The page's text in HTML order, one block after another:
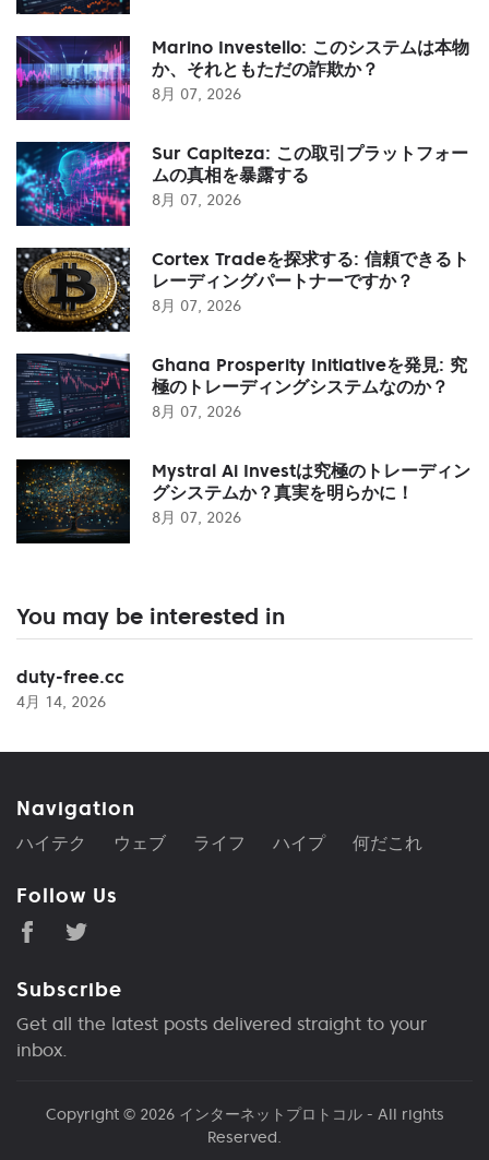
Marino Investello: このシステムは本物
か、それともただの詐欺か？
8月 07, 2026
Sur Capiteza: この取引プラットフォー
ムの真相を暴露する
8月 07, 2026
Cortex Tradeを探求する: 信頼できるト
レーディングパートナーですか？
8月 07, 2026
Ghana Prosperity Initiativeを発見: 究
極のトレーディングシステムなのか？
8月 07, 2026
Mystral Ai Investは究極のトレーディン
グシステムか？真実を明らかに！
8月 07, 2026
You may be interested in
duty-free.cc
4月 14, 2026
Navigation
ハイテク ウェブ ライフ ハイプ 何だこれ
Follow Us
Subscribe
Get all the latest posts delivered straight to your
inbox.
Copyright © 2026 インターネットプロトコル- All rights
Reserved.